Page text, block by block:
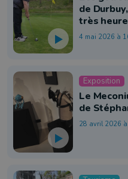
de
très
4 mai 2026 à
Exposition
Le
de
28 avril 2026